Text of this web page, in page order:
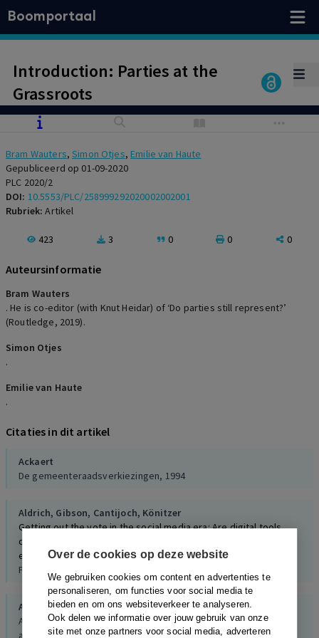
Over de cookies op deze website
We gebruiken cookies om content en advertenties te
personaliseren, om functies voor social media te
bieden en om ons websiteverkeer te analyseren.
Ook delen we informatie over jouw gebruik van onze
site met onze partners voor social media, adverteren
Boomportaal
Introduction: Parties at the
Grassroots
Bram Wauters,Simon Otjes, Emilie van Haute
Gepubliceerd op 01-09-2020
PLC 2020/2
DOI: 10.5553/PLC/258999292020002002001
Rubriek:Artikel
423 3 0 0 0
Auteursinformatie
Bram Wauters
. He is co-editor (with Knut Heidar) of ‘Do parties still represent?’
(Routledge, 2019).
Simon Otjes
.
Emilie van Haute
.
Citaties in dit artikel
Ackaert
De gemeenteraadsverkiezingen, 1994
Aldrich, Gibson, Cantijoch, Könitzer
Getting out the vote in the social media era: Are digital tools
changing the extent, nature and impact of party contacting in
elections?
Party Politics, 1, 2016
Allern,Heidar,Karlsen
After the mass party. Continuity and change in political parties
and representation in Norway, 2016